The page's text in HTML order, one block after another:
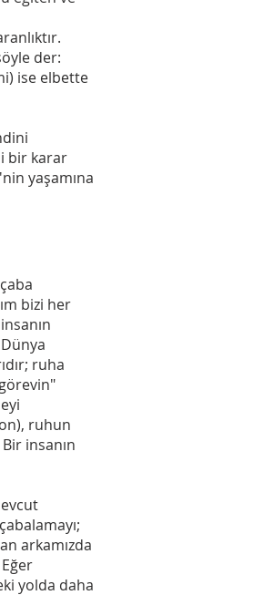
der:
ise elbette
bir karar
yaşamına
bizi her
ruha
ruhun
insanın
arkamızda
yolda daha